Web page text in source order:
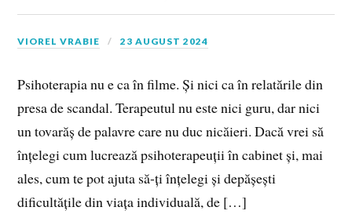
VIOREL VRABIE 23 AUGUST 2024
Psihoterapia nu e ca în filme. Și nici ca în relatările din
presa de scandal. Terapeutul nu este nici guru, dar nici
un tovarăș de palavre care nu duc nicăieri. Dacă vrei să
înțelegi cum lucrează psihoterapeuții în cabinet și, mai
ales, cum te pot ajuta să-ți înțelegi și depășești
dificultățile din viața individuală, de […]